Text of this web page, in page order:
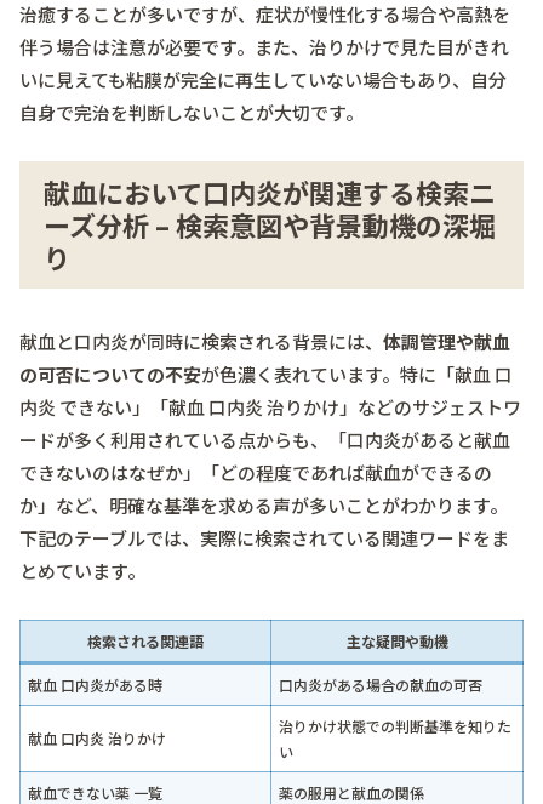
治癒することが多いですが、症状が慢性化する場合や高熱を
伴う場合は注意が必要です。また、治りかけで見た目がきれ
いに見えても粘膜が完全に再生していない場合もあり、自分
自身で完治を判断しないことが大切です。
献血において口内炎が関連する検索ニ
ーズ分析 – 検索意図や背景動機の深堀
り
献血と口内炎が同時に検索される背景には、 体調管理や献血
の可否についての不安が色濃く表れています。特に「献血 口
内炎 できない」「献血 口内炎 治りかけ」などのサジェストワ
ードが多く利用されている点からも、「口内炎があると献血
できないのはなぜか」「どの程度であれば献血ができるの
か」など、明確な基準を求める声が多いことがわかります。
下記のテーブルでは、実際に検索されている関連ワードをま
とめています。
検索される関連語 主な疑問や動機
献血 口内炎がある時 口内炎がある場合の献血の可否
献血 口内炎 治りかけ
治りかけ状態での判断基準を知りた
い
献血できない薬 一覧
薬の服用と献血の関係